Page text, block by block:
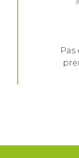
Pas